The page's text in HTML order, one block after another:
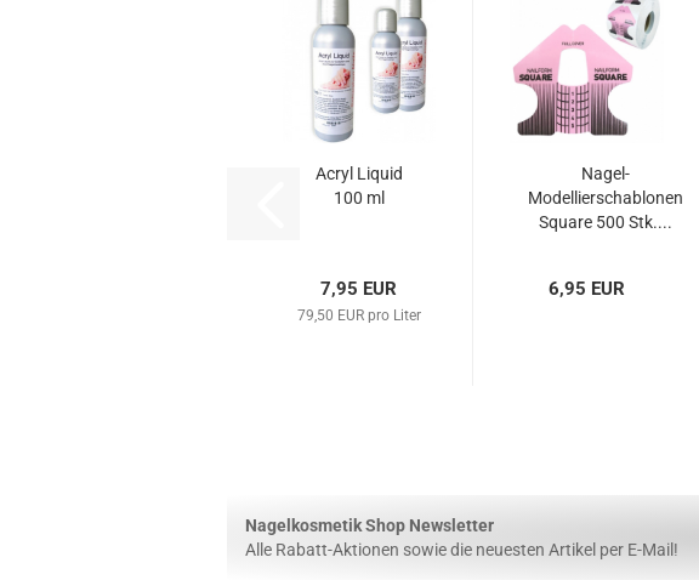
Acryl Liquid
100 ml
7,95 EUR
79,50 EUR pro Liter
Nagel-
Modellierschablonen
Square 500 Stk....
6,95 EUR
Nagelkosmetik Shop Newsletter
Alle Rabatt-Aktionen sowie die neuesten Artikel per E-Mail!